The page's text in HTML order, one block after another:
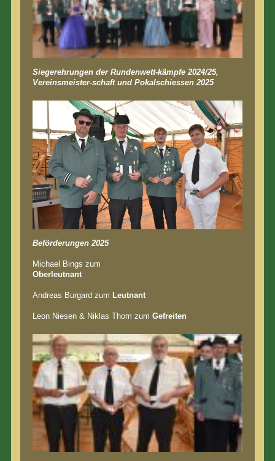
Siegerehrungen der Rundenwett-kämpfe 2024/25,
Vereinsmeister-schaft und Pokalschiessen 2025
Beförderungen 2025
Michael Bings zum
Oberleutnant
Andreas Burgard zum Leutnant
Leon Niesen & Niklas Thom zum Gefreiten